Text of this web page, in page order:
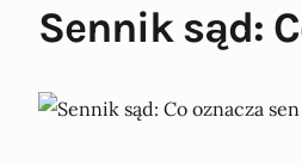
Sennik sąd: